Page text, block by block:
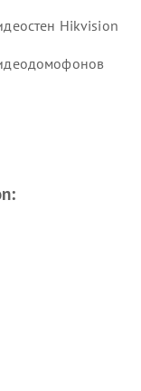
Hikvision